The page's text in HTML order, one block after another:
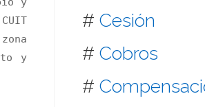
y
#Cesión
#Cobros
#